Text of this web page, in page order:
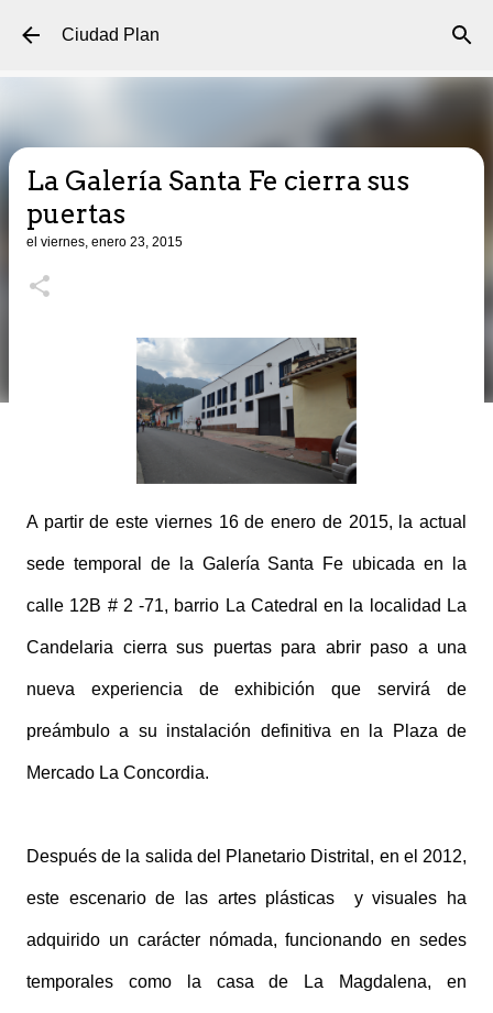
Ir al contenido principal
Ciudad Plan
La Galería Santa Fe cierra sus
puertas
el viernes, enero 23, 2015
A partir de este viernes 16 de enero de 2015, la actual
sede temporal de la Galería Santa Fe ubicada en la
calle 12B # 2 -71, barrio La Catedral en la localidad La
Candelaria cierra sus puertas para abrir paso a una
nueva experiencia de exhibición que servirá de
preámbulo a su instalación definitiva en la Plaza de
Mercado La Concordia.
Después de la salida del Planetario Distrital, en el 2012,
este escenario de las artes plásticas y visuales ha
adquirido un carácter nómada, funcionando en sedes
temporales como la casa de La Magdalena, en